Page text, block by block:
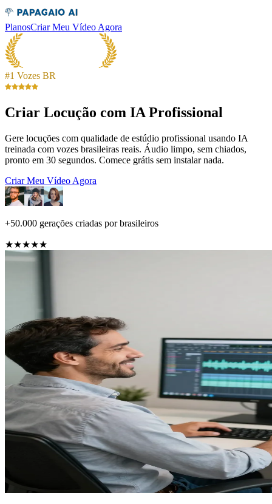
PlanosCriar Meu Vídeo Agora
#1 Vozes BR
Criar Locução com IA Profissional
Gere locuções com qualidade de estúdio profissional usando IA
treinada com vozes brasileiras reais. Áudio limpo, sem chiados,
pronto em 30 segundos. Comece grátis sem instalar nada.
Criar Meu Vídeo Agora
+50.000 gerações criadas por brasileiros
★★★★★